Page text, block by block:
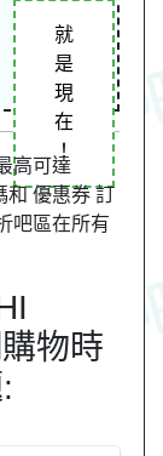
就
是
現
在
！
高可達
和 優惠券 訂
吧區在所有
物時